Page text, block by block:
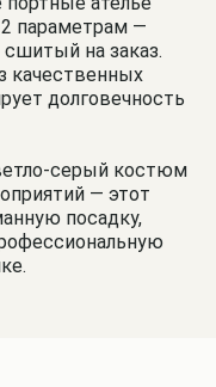
параметрам —
на заказ.
качественных
долговечность
серый костюм
— этот
посадку,